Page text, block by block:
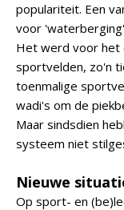
populariteit. Een
voor
Het werd voor
sportvelden, zo'n
toenmalige
wadi's om de
Maar sindsdien
systeem niet
Nieuwe
Op sport- en